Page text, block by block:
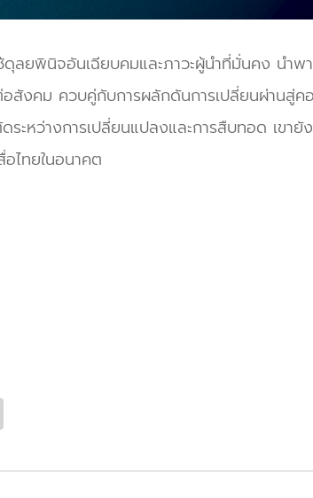
ลยพินิจอันเฉียบคมและภาวะผู้นำที่มั่นคง นำ
งคม ควบคู่กับการผลักดันการเปลี่ยนผ่านสู่ค
หว่างการเปลี่ยนแปลงและการสืบทอด เขายั
ไทยในอนาคต